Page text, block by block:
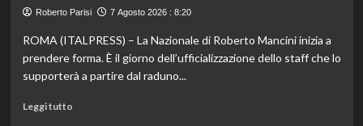
knockout
Europei
di
fondo,
Roberto Parisi 7 Agosto 2026 : 8:20
ROMA (ITALPRESS) – La Nazionale di Roberto Mancini inizia a
prendere forma. È il giorno dell’ufficializzazione dello staff che lo
supporterà a partire dal raduno...
Leggi tuttoLeggi